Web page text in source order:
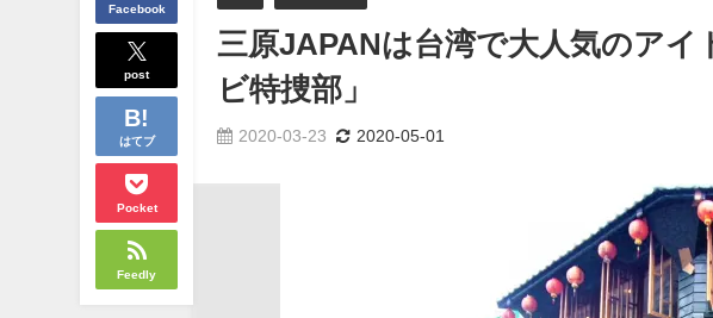
Facebook
post
はてブ
Pocket
Feedly
三原JAPANは台湾で大人気のアイ
ビ特捜部」
2020-03-23 2020-05-01